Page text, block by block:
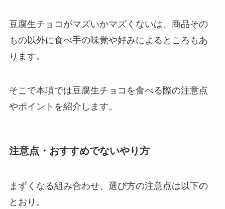
豆腐生チョコがマズいかマズくないは、商品その
もの以外に食べ手の味覚や好みによるところもあ
ります。
そこで本項では豆腐生チョコを食べる際の注意点
やポイントを紹介します。
注意点・おすすめでないやり方
まずくなる組み合わせ、選び方の注意点は以下の
とおり。